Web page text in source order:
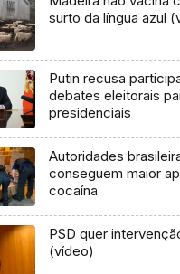
surto da língua azul
Putin recusa
debates eleitorais
presidenciais
Autoridades
conseguem maior
cocaína
PSD quer
(vídeo)